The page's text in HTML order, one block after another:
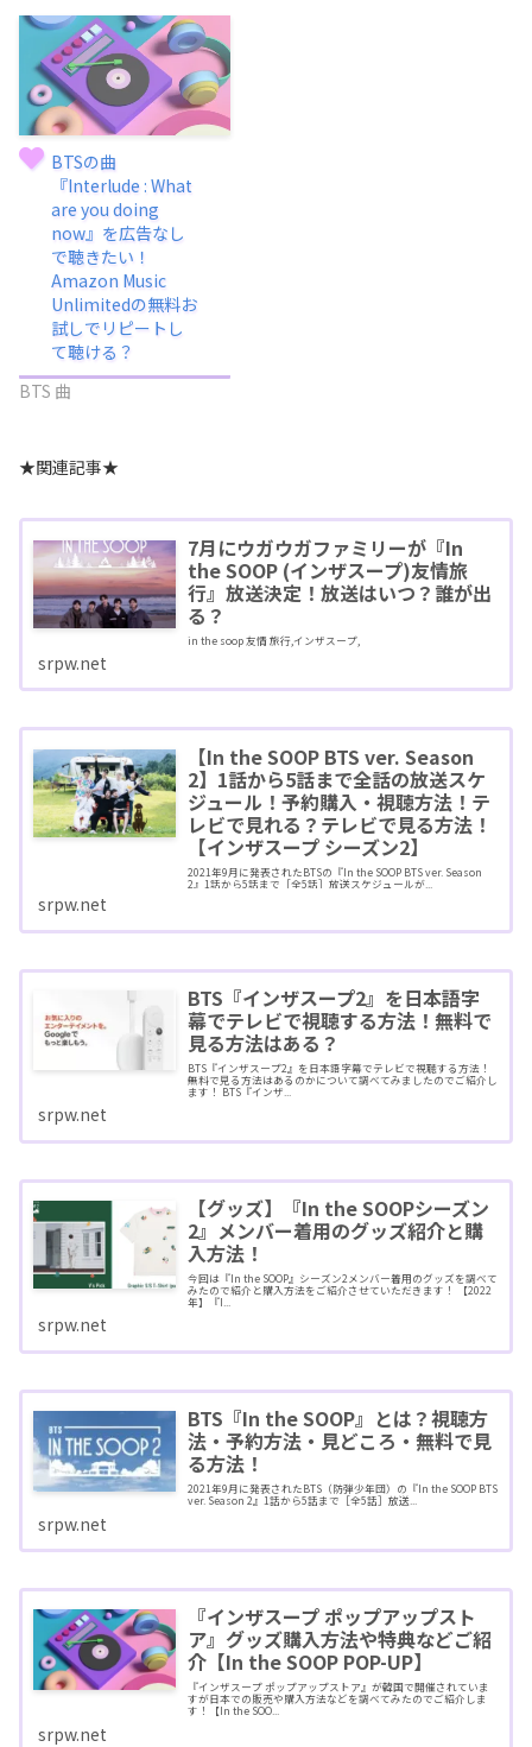
BTSの曲
『Interlude : What
are you doing
now』を広告なし
で聴きたい！
Amazon Music
Unlimitedの無料お
試しでリピートし
て聴ける？
BTS 曲
★関連記事★
7月にウガウガファミリーが『In
the SOOP (インザスープ)友情旅
行』放送決定！放送はいつ？誰が出
る？
in the soop 友情 旅行,インザスープ,
srpw.net
【In the SOOP BTS ver. Season
2】1話から5話まで全話の放送スケ
ジュール！予約購入・視聴方法！テ
レビで見れる？テレビで見る方法！
【インザスープ シーズン2】
2021年9月に発表されたBTSの『In the SOOP BTS ver. Season
2』1話から5話まで［全5話］放送スケジュールが...
srpw.net
BTS『インザスープ2』を日本語字
幕でテレビで視聴する方法！無料で
見る方法はある？
BTS『インザスープ2』を日本語字幕でテレビで視聴する方法！
無料で見る方法はあるのかについて調べてみましたのでご紹介し
ます！ BTS『インザ...
srpw.net
【グッズ】『In the SOOPシーズン
2』メンバー着用のグッズ紹介と購
入方法！
今回は『In the SOOP』シーズン2メンバー着用のグッズを調べて
みたので紹介と購入方法をご紹介させていただきます！ 【2022
年】『I...
srpw.net
BTS『In the SOOP』とは？視聴方
法・予約方法・見どころ・無料で見
る方法！
2021年9月に発表されたBTS（防弾少年団）の『In the SOOP BTS
ver. Season 2』1話から5話まで［全5話］放送...
srpw.net
『インザスープ ポップアップスト
ア』グッズ購入方法や特典などご紹
介【In the SOOP POP-UP】
『インザスープ ポップアップストア』が韓国で開催されていま
すが日本での販売や購入方法などを調べてみたのでご紹介しま
す！【In the SOO...
srpw.net